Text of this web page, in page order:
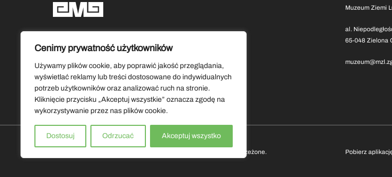
Cenimy prywatność użytkowników
Używamy plików cookie, aby poprawić jakość przeglądania,
wyświetlać reklamy lub treści dostosowane do indywidualnych
potrzeb użytkowników oraz analizować ruch na stronie.
Kliknięcie przycisku „Akceptuj wszystkie” oznacza zgodę na
wykorzystywanie przez nas plików cookie.
Dostosuj Odrzucać Akceptuj wszystko
Muzeum Ziemi
al.
65-048 Zielona
Copyrights by Muzeum Ziemi Lubuskiej 2026. Wszystkie prawa zastrzeżone. Pobierz